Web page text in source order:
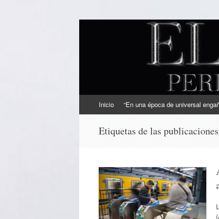
EL SINDICAL
Periodismo Inteligente
al
Inicio “En una época de universal
Etiquetas de las